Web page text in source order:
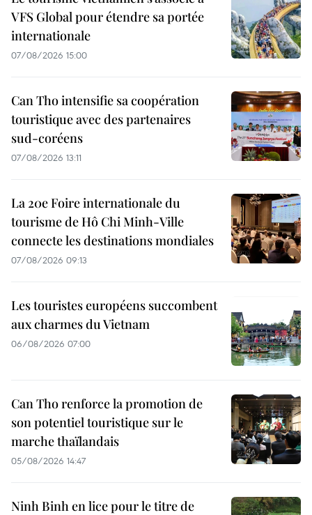
VFS Global pour étendre sa portée
internationale
07/08/2026 15:00
Can Tho intensifie sa coopération
touristique avec des partenaires
sud-coréens
07/08/2026 13:11
La 20e Foire internationale du
tourisme de Hô Chi Minh-Ville
connecte les destinations mondiales
07/08/2026 09:13
Les touristes européens succombent
aux charmes du Vietnam
06/08/2026 07:00
Can Tho renforce la promotion de
son potentiel touristique sur le
marche thaïlandais
05/08/2026 14:47
Ninh Binh en lice pour le titre de